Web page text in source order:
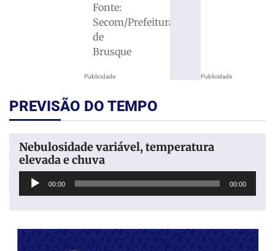
Publicidade
Fonte:
Secom/Prefeitura
de
Brusque
Publicidade
PREVISÃO DO TEMPO
Nebulosidade variável, temperatura
elevada e chuva
Tocador
00:00 00:00